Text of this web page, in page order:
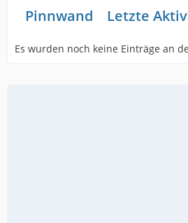
Pinnwand Letzte
Es wurden noch keine Einträge an